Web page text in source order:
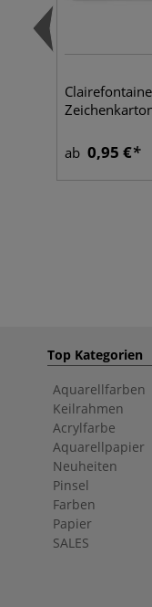
ab 0,95 €
Top Kategorien
Aquarellfarben
Keilrahmen
Acrylfarbe
Aquarellpapier
Neuheiten
Pinsel
Farben
Papier
SALES